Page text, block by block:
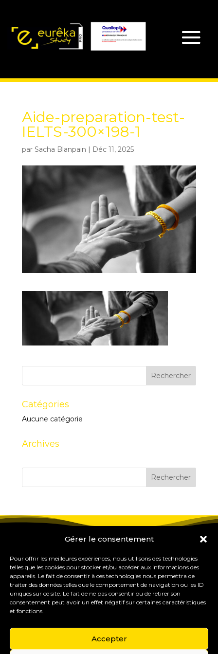
Gérer le consentement
Pour offrir les meilleures expériences, nous utilisons des technologies
telles que les cookies pour stocker et/ou accéder aux informations des
appareils. Le fait de consentir à ces technologies nous permettra de
traiter des données telles que le comportement de navigation ou les ID
uniques sur ce site. Le fait de ne pas consentir ou de retirer son
consentement peut avoir un effet négatif sur certaines caractéristiques
et fonctions.
Accepter
Aide-preparation-test-
IELTS-300×198-1
par Sacha Blanpain | Déc 11, 2025
Catégories
Aucune catégorie
Archives